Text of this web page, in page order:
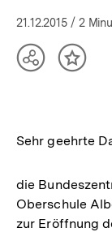
21.12.2015 / 2
TeilenInhalt
Sehr geehrte
die
Oberschule
zur Eröffnung